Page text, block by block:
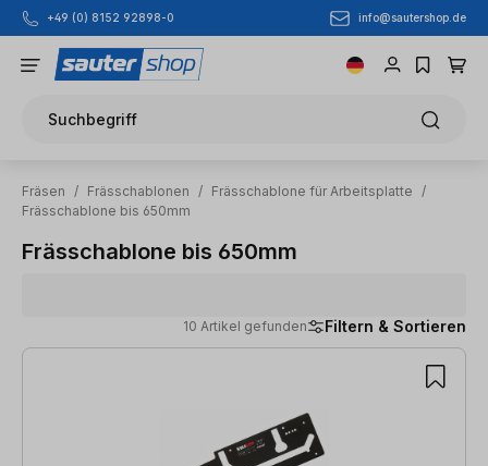
Zum Hauptinhalt springen
+49 (0) 8152 92898-0 info@sautershop.de
Suchbegriff
Fräsen / Frässchablonen / Frässchablone für Arbeitsplatte
/
Frässchablone bis 650mm
Frässchablone bis 650mm
10 Artikel gefunden Filtern & Sortieren
10 Artikel gefunden